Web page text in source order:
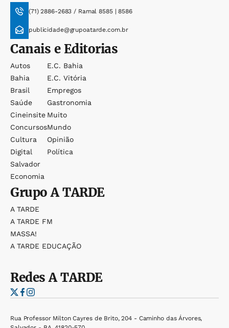
(71) 2886-2683 / Ramal 8585 | 8586
publicidade@grupoatarde.com.br
Canais e Editorias
Autos
Bahia
Brasil
Saúde
Cineinsite
Concursos
Cultura
Digital
Salvador
Economia
E.c. Bahia
E.c. Vitória
Empregos
Gastronomia
Muito
Mundo
Opinião
Política
GrupoA TARDE
A TARDE
A TARDE FM
MASSA!
A TARDE EDUCAÇÃO
RedesA TARDE
Rua Professor Milton Cayres de Brito, 204 - Caminho das Árvores,